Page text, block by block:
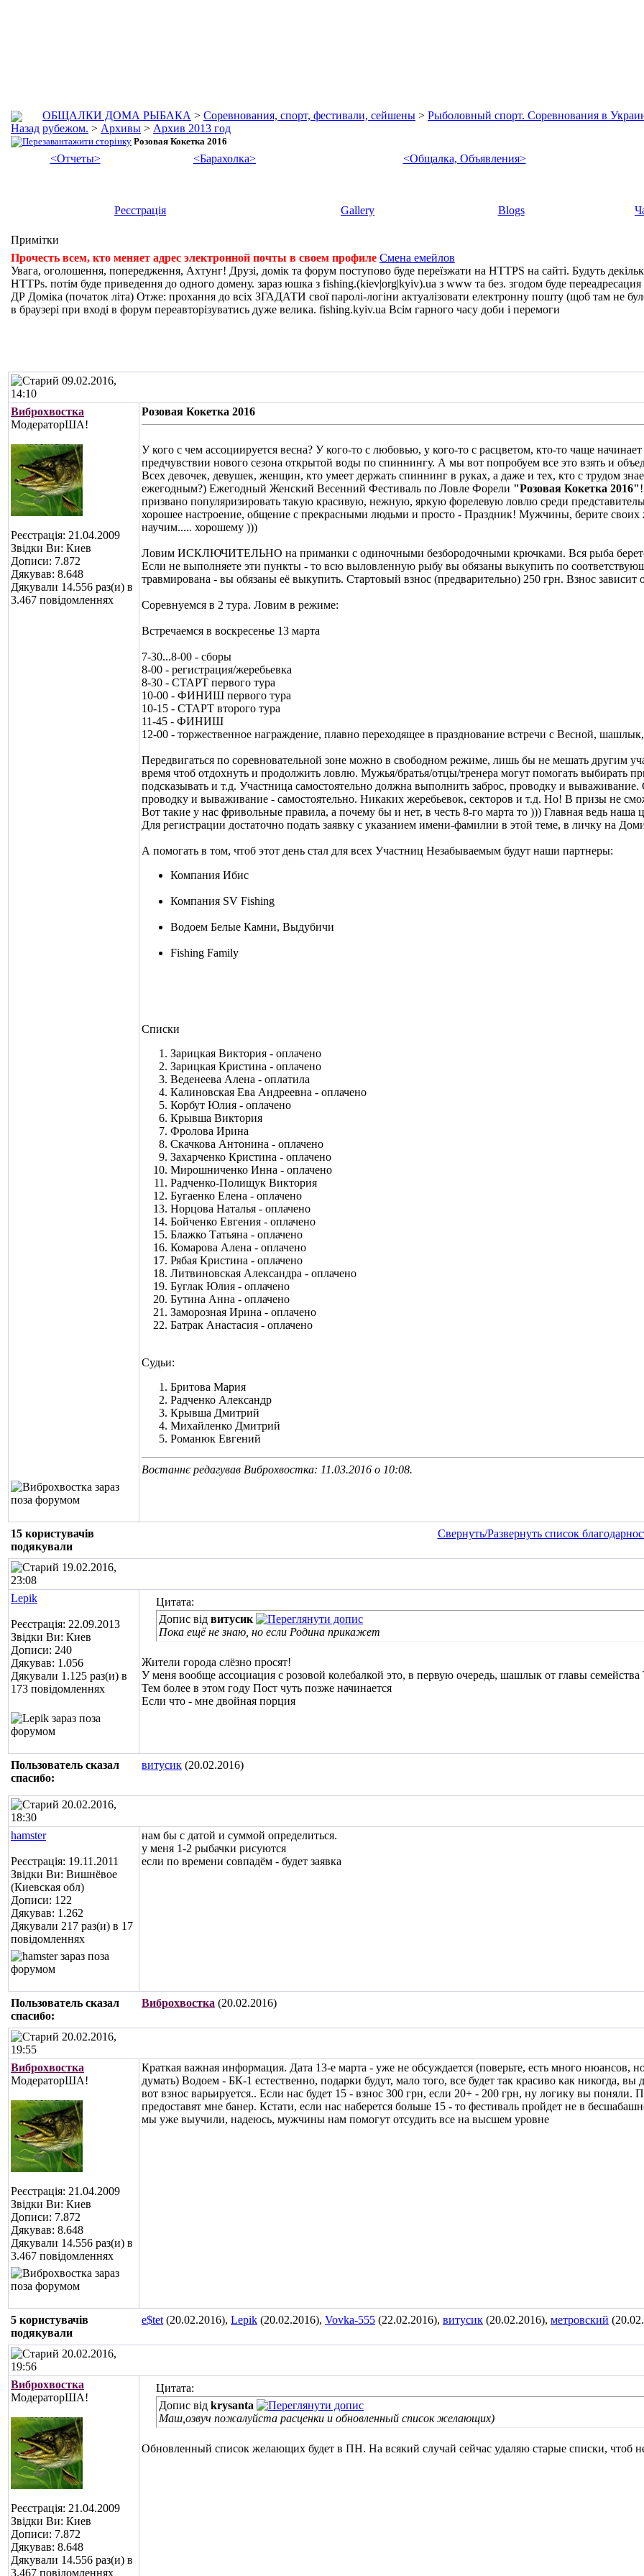
ОБЩАЛКИ ДОМА РЫБАКА > Соревнования, спорт, фестивали, сейшены > Рыболовный спорт. Соревнования в
рубежом. > Архивы > Архив 2013 год
Розовая Кокетка 2016
<Отчеты>
<Барахолка> <Общалка, Объявления>
Реєстрація Gallery Blogs
Примітки
Прочесть всем, кто меняет адрес электронной почты в своем профиле Смена емейлов
Увага, оголошення, попередження, Ахтунг! Друзі, домік та форум поступово буде переїзжати на HTTPS на сайті. Будуть
HTTPs. потім буде приведення до одного домену. зараз юшка з fishing.(kiev|org|kyiv).ua з www та без. згодом буде
ДР Доміка (початок літа) Отже: прохання до всіх ЗГАДАТИ свої паролі-логіни актуалізовати електронну пошту (щоб там не
в браузері при вході в форум переавторізуватись дуже велика. fishing.kyiv.ua Всім гарного часу доби і перемоги
09.02.2016,
14:10
Виброхвостка
МодераторША!
Реєстрація: 21.04.2009
Звідки Ви: Киев
Дописи: 7.872
Дякував: 8.648
Дякували 14.556 раз(и) в
3.467 повідомленнях
Розовая Кокетка 2016
У кого с чем ассоциируется весна? У кого-то с любовью, у кого-то с расцветом, кто-то чаще
предчувствии нового сезона открытой воды по спиннингу. А мы вот попробуем все это взять и
Всех девочек, девушек, женщин, кто умеет держать спиннинг в руках, а даже и тех, кто с трудом
ежегодным?) Ежегодный Женский Весенний Фестиваль по Ловле Форели "Розовая Кокетка 2016"
призвано популяризировать такую красивую, нежную, яркую форелевую ловлю среди
хорошее настроение, общение с прекрасными людьми и просто - Праздник! Мужчины, берите
научим..... хорошему )))
Ловим ИСКЛЮЧИТЕЛЬНО на приманки с одиночными безбородочными крючками. Вся рыба берется
Если не выполняете эти пункты - то всю выловленную рыбу вы обязаны выкупить по
травмирована - вы обязаны её выкупить. Стартовый взнос (предварительно) 250 грн. Взнос зависит
Соревнуемся в 2 тура. Ловим в режиме:
Встречаемся в воскресенье 13 марта
7-30...8-00 - сборы
8-00 - регистрация/жеребьевка
8-30 - СТАРТ первого тура
10-00 - ФИНИШ первого тура
10-15 - СТАРТ второго тура
11-45 - ФИНИШ
12-00 - торжественное награждение, плавно переходящее в празднование встречи с Весной,
Передвигаться по соревновательной зоне можно в свободном режиме, лишь бы не мешать другим
время чтоб отдохнуть и продолжить ловлю. Мужья/братья/отцы/тренера могут помогать выбирать
подсказывать и т.д. Участница самостоятельно должна выполнить заброс, проводку и
проводку и вываживание - самостоятельно. Никаких жеребьевок, секторов и т.д. Но! В призы не
Вот такие у нас фривольные правила, а почему бы и нет, в честь 8-го марта то ))) Главная ведь
Для регистрации достаточно подать заявку с указанием имени-фамилии в этой теме, в личку на
А помогать в том, чтоб этот день стал для всех Участниц Незабываемым будут наши партнеры:
Компания Ибис
Компания SV Fishing
Водоем Белые Камни, Выдубичи
Fishing Family
Списки
Зарицкая Виктория - оплачено
Зарицкая Кристина - оплачено
Веденеева Алена - оплатила
Калиновская Ева Андреевна - оплачено
Корбут Юлия - оплачено
Крывша Виктория
Фролова Ирина
Скачкова Антонина - оплачено
Захарченко Кристина - оплачено
Мирошниченко Инна - оплачено
Радченко-Полищук Виктория
Бугаенко Елена - оплачено
Норцова Наталья - оплачено
Бойченко Евгения - оплачено
Блажко Татьяна - оплачено
Комарова Алена - оплачено
Рябая Кристина - оплачено
Литвиновская Александра - оплачено
Буглак Юлия - оплачено
Бутина Анна - оплачено
Заморозная Ирина - оплачено
Батрак Анастасия - оплачено
Судьи:
Бритова Мария
Радченко Александр
Крывша Дмитрий
Михайленко Дмитрий
Романюк Евгений
Востаннє редагував Виброхвостка: 11.03.2016 о 10:08.
15 користувачів
подякували
Свернуть/Развернуть список
19.02.2016,
23:08
Lepik
Реєстрація: 22.09.2013
Звідки Ви: Киев
Дописи: 240
Дякував: 1.056
Дякували 1.125 раз(и) в
173 повідомленнях
Цитата:
Допис від витусик
Пока ещё не знаю, но если Родина прикажет
Жители города слёзно просят!
У меня вообще ассоциация с розовой колебалкой это, в первую очередь, шашлык от главы
Тем более в этом году Пост чуть позже начинается
Если что - мне двойная порция
Пользователь сказал
cпасибо:
витусик (20.02.2016)
20.02.2016,
18:30
hamster
Реєстрація: 19.11.2011
Звідки Ви: Вишнёвое
(Киевская обл)
Дописи: 122
Дякував: 1.262
Дякували 217 раз(и) в 17
повідомленнях
нам бы с датой и суммой определиться.
у меня 1-2 рыбачки рисуются
если по времени совпадём - будет заявка
Пользователь сказал
cпасибо:
Виброхвостка (20.02.2016)
20.02.2016,
19:55
Виброхвостка
МодераторША!
Реєстрація: 21.04.2009
Звідки Ви: Киев
Дописи: 7.872
Дякував: 8.648
Дякували 14.556 раз(и) в
3.467 повідомленнях
Краткая важная информация. Дата 13-е марта - уже не обсуждается (поверьте, есть много нюансов,
думать) Водоем - БК-1 естественно, подарки будут, мало того, все будет так красиво как никогда,
вот взнос варьируется.. Если нас будет 15 - взнос 300 грн, если 20+ - 200 грн, ну логику вы поняли.
предоставят мне банер. Кстати, если нас наберется больше 15 - то фестиваль пройдет не в
мы уже выучили, надеюсь, мужчины нам помогут отсудить все на высшем уровне
5 користувачів
подякували
e$tet (20.02.2016), Lepik (20.02.2016), Vovka-555 (22.02.2016), витусик (20.02.2016), метровский
20.02.2016,
19:56
Виброхвостка
МодераторША!
Реєстрація: 21.04.2009
Звідки Ви: Киев
Дописи: 7.872
Дякував: 8.648
Дякували 14.556 раз(и) в
3.467 повідомленнях
Цитата:
Допис від krysanta
Маш,озвуч пожалуйста расценки и обновленный список желающих)
Обновленный список желающих будет в ПН. На всякий случай сейчас удаляю старые списки, чтоб не